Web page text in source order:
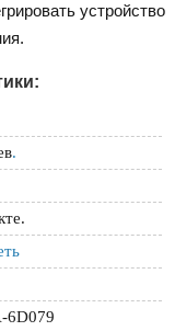
устройство
.
6D079